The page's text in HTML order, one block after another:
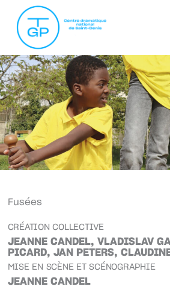
Fusées
CRÉATION COLLECTIVE
JEANNE CANDEL, VLADISLAV
PICARD, JAN PETERS,
MISE EN SCÈNE ET SCÉNOGRAPHIE
JEANNE CANDEL